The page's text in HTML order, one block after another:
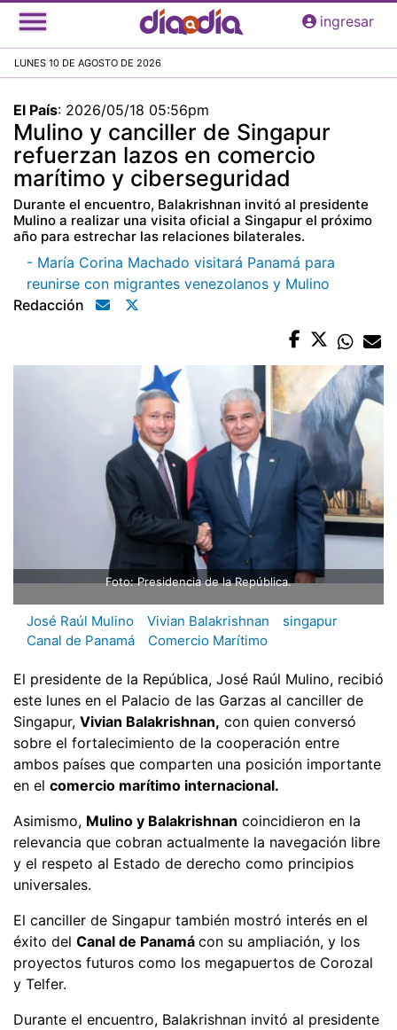
Pasar
al
principal
ingresar
LUNES 10 DE AGOSTO DE 2026
El País: 2026/05/18 05:56pm
Mulino y canciller de Singapur
refuerzan lazos en comercio
marítimo y ciberseguridad
Durante el encuentro, Balakrishnan invitó al presidente
Mulino a realizar una visita oficial a Singapur el próximo
año para estrechar las relaciones bilaterales.
- María Corina Machado visitará Panamá para
reunirse con migrantes venezolanos y Mulino
Redacción
Foto: Presidencia de la República.
José Raúl Mulino Vivian Balakrishnan
singapur
Canal de Panamá
Comercio Marítimo
El presidente de la República, José Raúl Mulino, recibió
este lunes en el Palacio de las Garzas al canciller de
Singapur, Vivian Balakrishnan, con quien conversó
sobre el fortalecimiento de la cooperación entre
ambos países que comparten una posición importante
en el comercio marítimo internacional.
Asimismo, Mulino y Balakrishnan coincidieron en la
relevancia que cobran actualmente la navegación libre
y el respeto al Estado de derecho como principios
universales.
El canciller de Singapur también mostró interés en el
éxito del Canal de Panamá con su ampliación, y los
proyectos futuros como los megapuertos de Corozal
y Telfer.
Durante el encuentro, Balakrishnan invitó al presidente